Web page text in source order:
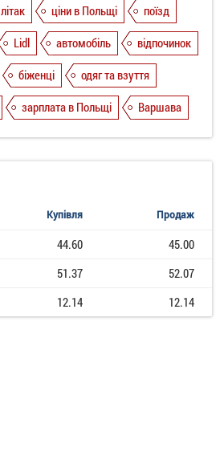
літак ціни в Польщі
поїзд
Lidl автомобіль
відпочинок
біженці
одяг та взуття
зарплата в Польщі Варшава
Купівля Продаж
44.60
45.00
51.37
52.07
12.14 12.14